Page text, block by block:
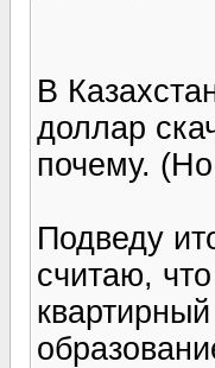
В
доллар
почему.
Подведу
считаю,